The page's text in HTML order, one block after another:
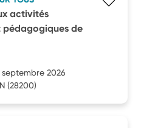
activités
de
2026
(28200)